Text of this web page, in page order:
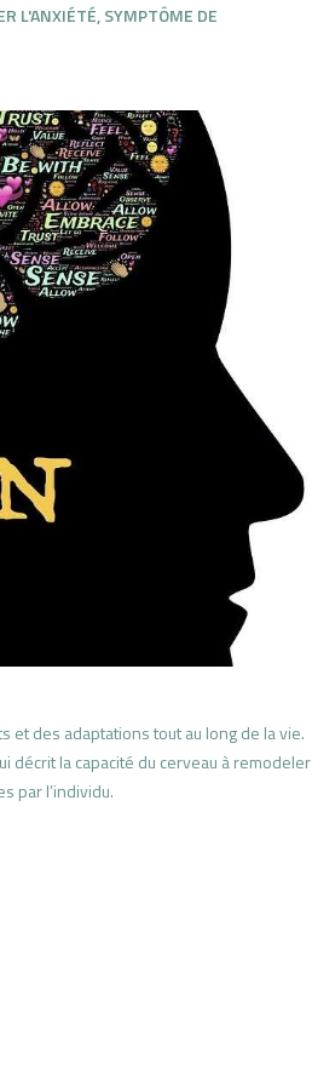
L'ANXIÉTÉ,SYMPTÔME DE
et des adaptations tout au long de la vie.
décrit la capacité du cerveau à remodeler
par l’individu.